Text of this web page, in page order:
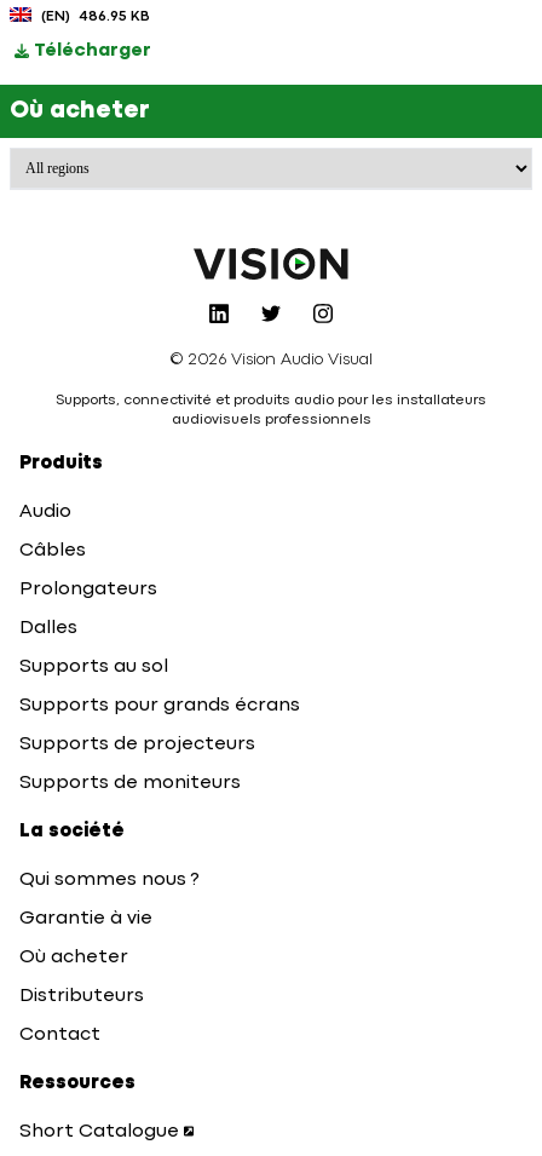
(EN) 486.95 KB
Télécharger
Où acheter
© 2026 Vision Audio Visual
Supports, connectivité et produits audio pour les installateurs
audiovisuels professionnels
Produits
Audio
Câbles
Prolongateurs
Dalles
Supports au sol
Supports pour grands écrans
Supports de projecteurs
Supports de moniteurs
La société
Qui sommes nous ?
Garantie à vie
Où acheter
Distributeurs
Contact
Ressources
Short Catalogue